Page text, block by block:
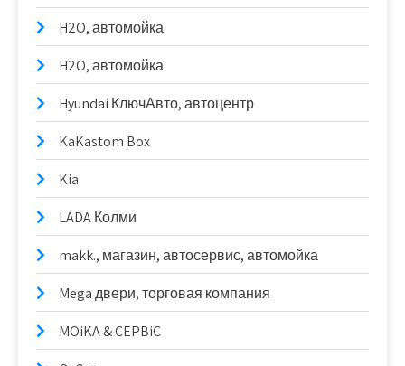
H2O, автомойка
H2O, автомойка
Hyundai КлючАвто, автоцентр
KaKastom Box
Kia
LADA Колми
makk., магазин, автосервис, автомойка
Mega двери, торговая компания
MOiKA & CEPBiC